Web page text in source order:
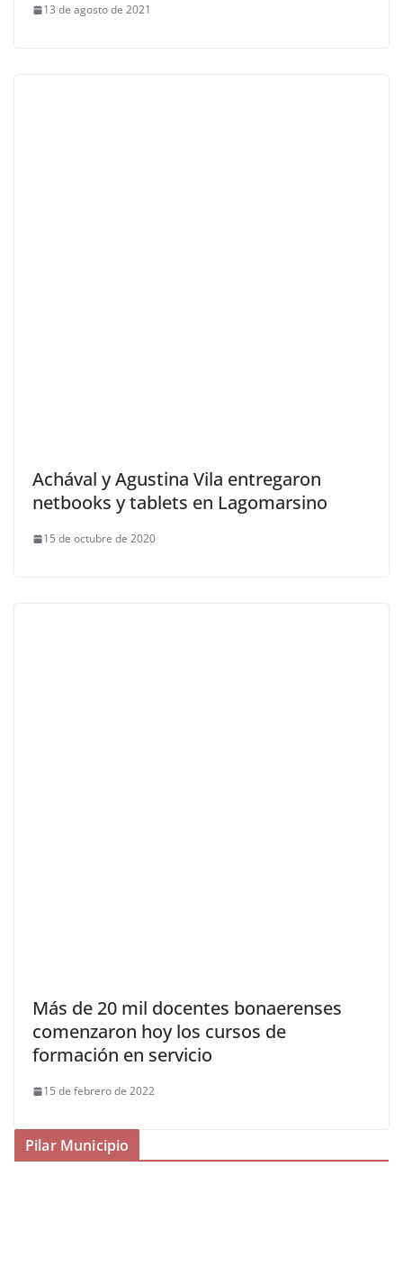
13 de agosto de 2021
Achával y Agustina Vila entregaron
netbooks y tablets en Lagomarsino
15 de octubre de 2020
Más de 20 mil docentes bonaerenses
comenzaron hoy los cursos de
formación en servicio
15 de febrero de 2022
Pilar Municipio